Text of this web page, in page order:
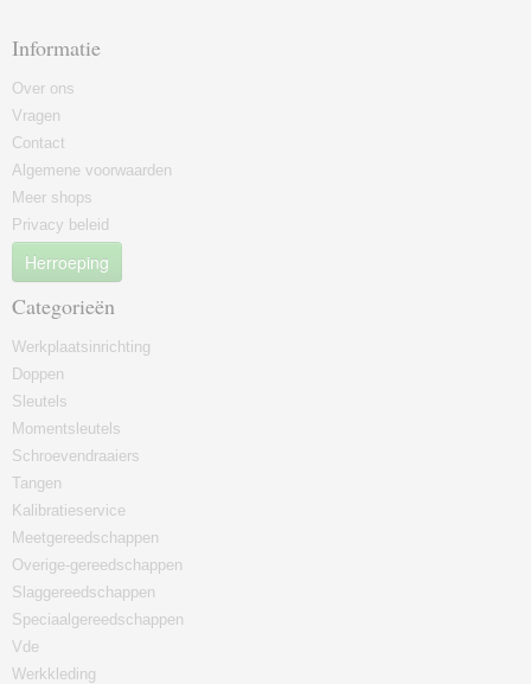
Informatie
Over ons
Vragen
Contact
Algemene voorwaarden
Meer shops
Privacy beleid
Herroeping
Categorieën
Werkplaatsinrichting
Doppen
Sleutels
Momentsleutels
Schroevendraaiers
Tangen
Kalibratieservice
Meetgereedschappen
Overige-gereedschappen
Slaggereedschappen
Speciaalgereedschappen
Vde
Werkkleding